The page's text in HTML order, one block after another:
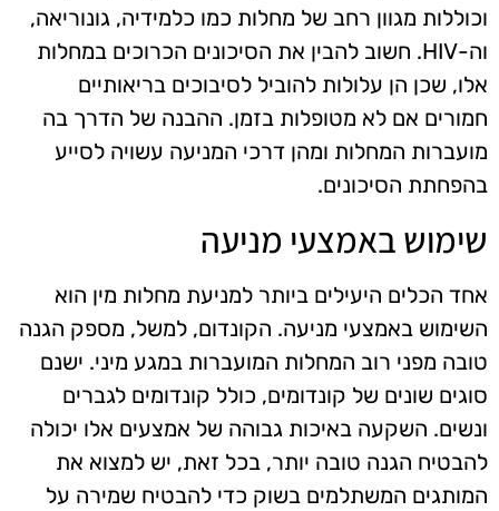
וכוללות מגוון רחב של מחלות כמו כלמידיה, גונוריאה,
וה-HIV. חשוב להבין את הסיכונים הכרוכים במחלות
אלו, שכן הן עלולות להוביל לסיבוכים בריאותיים
חמורים אם לא מטופלות בזמן. ההבנה של הדרך בה
מועברות המחלות ומהן דרכי המניעה עשויה לסייע
בהפחתת הסיכונים.
שימוש באמצעי מניעה
אחד הכלים היעילים ביותר למניעת מחלות מין הוא
השימוש באמצעי מניעה. הקונדום, למשל, מספק הגנה
טובה מפני רוב המחלות המועברות במגע מיני. ישנם
סוגים שונים של קונדומים, כולל קונדומים לגברים
ונשים. השקעה באיכות גבוהה של אמצעים אלו יכולה
להבטיח הגנה טובה יותר, בכל זאת, יש למצוא את
המותגים המשתלמים בשוק כדי להבטיח שמירה על